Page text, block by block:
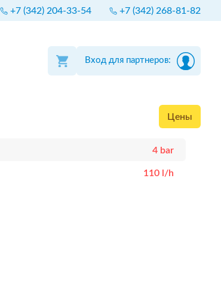
+7 (342) 204-33-54 +7 (342) 268-81-82
Вход для партнеров:
Цены
4 bar
110 l/h